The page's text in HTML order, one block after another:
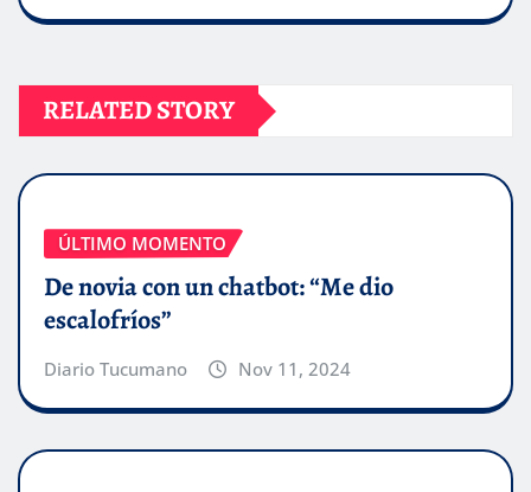
RELATED STORY
ÚLTIMO MOMENTO
De novia con un chatbot: “Me dio
escalofríos”
Diario Tucumano Nov 11, 2024